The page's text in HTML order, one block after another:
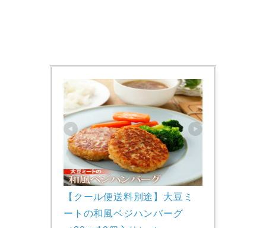
【クール便送料別途】大豆ミ
ートの和風ベジハンバーグ